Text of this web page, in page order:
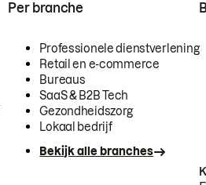
Per branche
Professionele dienstverlening
Retail en e-commerce
Bureaus
SaaS & B2B Tech
Gezondheidszorg
Lokaal bedrijf
Bekijk alle branches